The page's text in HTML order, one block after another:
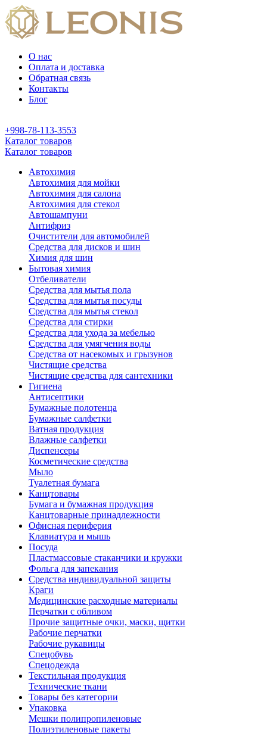
О нас
Оплата и доставка
Обратная связь
Контакты
Блог
+998-78-113-3553
Каталог товаров
Каталог товаров
Автохимия
Автохимия для мойки
Автохимия для салона
Автохимия для стекол
Автошампуни
Антифриз
Очистители для автомобилей
Средства для дисков и шин
Химия для шин
Бытовая химия
Отбеливатели
Средства для мытья пола
Средства для мытья посуды
Средства для мытья стекол
Средства для стирки
Средства для ухода за мебелью
Средства для умягчения воды
Средства от насекомых и грызунов
Чистящие средства
Чистящие средства для сантехники
Гигиена
Антисептики
Бумажные полотенца
Бумажные салфетки
Ватная продукция
Влажные салфетки
Диспенсеры
Косметические средства
Мыло
Туалетная бумага
Канцтовары
Бумага и бумажная продукция
Канцтоварные принадлежности
Офисная периферия
Клавиатура и мышь
Посуда
Пластмассовые стаканчики и кружки
Фольга для запекания
Средства индивидуальной защиты
Краги
Медицинские расходные материалы
Перчатки с обливом
Прочие защитные очки, маски, щитки
Рабочие перчатки
Рабочие рукавицы
Спецобувь
Спецодежда
Текстильная продукция
Технические ткани
Товары без категории
Упаковка
Мешки полипропиленовые
Полиэтиленовые пакеты